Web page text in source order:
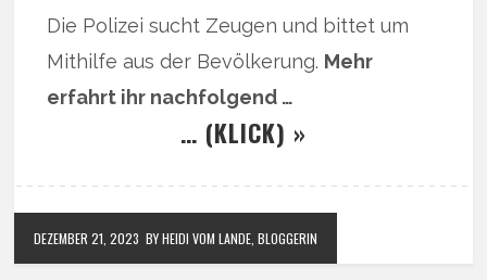
Die Polizei sucht Zeugen und bittet um
Mithilfe aus der Bevölkerung. Mehr
erfahrt ihr nachfolgend …
… (KLICK) »
DEZEMBER 21, 2023 BY HEIDI VOM LANDE, BLOGGERIN